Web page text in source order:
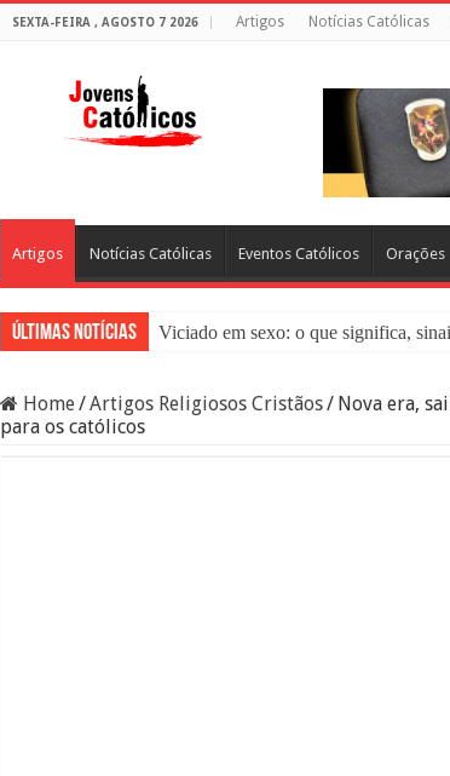
SEXTA-FEIRA , AGOSTO 7 2026 Artigos Notícias Católicas
Artigos Notícias Católicas Eventos Católicos Orações
Últimas Notícias
Viciado em sexo: o que significa,
Filme Sagrado Coração – Seu
Home/Artigos Religiosos Cristãos/ Nova era,
para os católicos